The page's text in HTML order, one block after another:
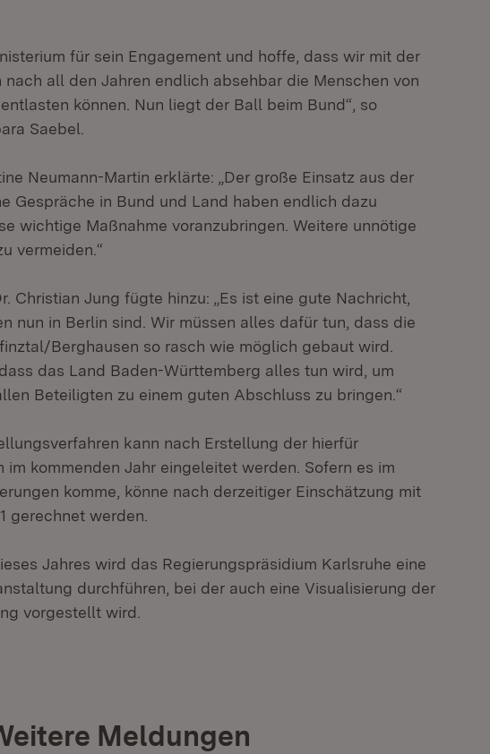
für sein Engagement und hoffe, dass wir mit der
all den Jahren endlich absehbar die Menschen von
können. Nun liegt der Ball beim Bund“, so
Saebel.
Neumann-Martin erklärte: „Der große Einsatz aus der
Gespräche in Bund und Land haben endlich dazu
wichtige Maßnahme voranzubringen. Weitere unnötige
vermeiden.“
Christian Jung fügte hinzu: „Es ist eine gute Nachricht,
nun in Berlin sind. Wir müssen alles dafür tun, dass die
Berghausen so rasch wie möglich gebaut wird.
das Land Baden-Württemberg alles tun wird, um
Beteiligten zu einem guten Abschluss zu bringen.“
kann nach Erstellung der hierfür
kommenden Jahr eingeleitet werden. Sofern es im
komme, könne nach derzeitiger Einschätzung mit
gerechnet werden.
Jahres wird das Regierungspräsidium Karlsruhe eine
durchführen, bei der auch eine Visualisierung der
vorgestellt wird.
Meldungen